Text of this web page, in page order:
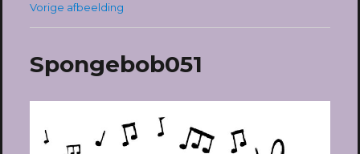
Vorige afbeelding
Spongebob051